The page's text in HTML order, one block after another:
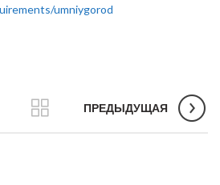
umniygorod
ПРЕДЫДУЩАЯ